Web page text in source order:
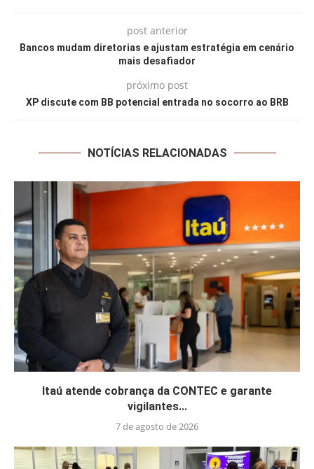
post anterior
Bancos mudam diretorias e ajustam estratégia em cenário
mais desafiador
próximo post
XP discute com BB potencial entrada no socorro ao BRB
NOTÍCIAS RELACIONADAS
Itaú atende cobrança da CONTEC e garante
vigilantes...
7 de agosto de 2026